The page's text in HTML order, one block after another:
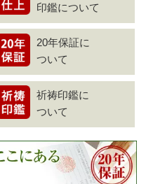
印鑑について
20年保証に
ついて
祈祷印鑑に
ついて